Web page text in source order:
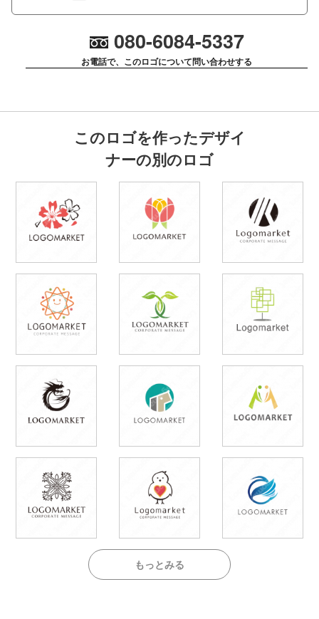
080-6084-5337
お電話で、このロゴについて問い合わせする
このロゴを作ったデザイ
ナーの別のロゴ
もっとみる